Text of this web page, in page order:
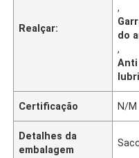
Realçar:
,
do
,
Anti
Certificação N/M
Detalhes da
embalagem